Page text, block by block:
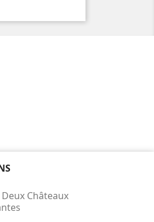
Châteaux